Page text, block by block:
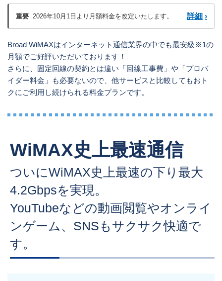
重要 2026年10月1日より月額料金を改定いたします。 詳細 ›
Broad WiMAXはインターネット通信業界の中でも最安級※1の
月額でご好評いただいております！
さらに、固定回線の契約とは違い「回線工事費」や「プロバ
イダー料金」も必要ないので、他サービスと比較してもおト
クにご利用し続けられる料金プランです。
WiMAX史上最速通信
ついにWiMAX史上最速の下り最大
4.2Gbpsを実現。
YouTubeなどの動画閲覧やオンライ
ンゲーム、SNSもサクサク快適で
す。